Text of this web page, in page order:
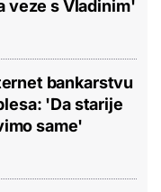
veze s Vladinim'
bankarstvu
'Da starije
same'